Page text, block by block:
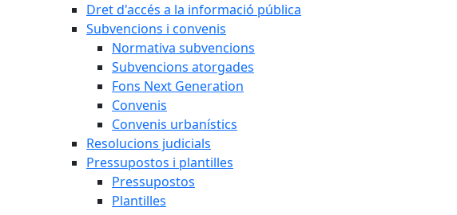
Dret d'accés a la informació pública
Subvencions i convenis
Normativa subvencions
Subvencions atorgades
Fons Next Generation
Convenis
Convenis urbanístics
Resolucions judicials
Pressupostos i plantilles
Pressupostos
Plantilles